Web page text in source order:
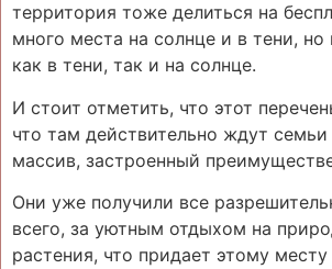
территория тоже делиться на
много места на солнце и в тени,
как в тени, так и на солнце.
И стоит отметить, что этот
что там действительно ждут
массив, застроенный
Они уже получили все
всего, за уютным отдыхом на
растения, что придает этому